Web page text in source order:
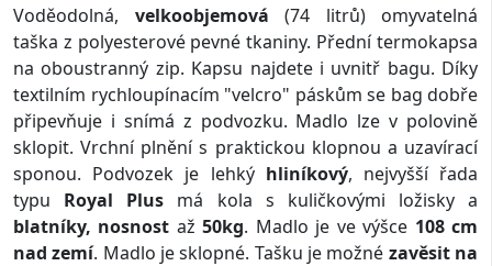
Voděodolná, velkoobjemová (74 litrů) omyvatelná
taška z polyesterové pevné tkaniny. Přední termokapsa
na oboustranný zip. Kapsu najdete i uvnitř bagu. Díky
textilním rychloupínacím "velcro" páskům se bag dobře
připevňuje i snímá z podvozku. Madlo lze v polovině
sklopit. Vrchní plnění s praktickou klopnou a uzavírací
sponou. Podvozek je lehkýhliníkový, nejvyšší řada
typu Royal Plus má kola s kuličkovými ložisky a
blatníky, nosnost až50kg. Madlo je ve výšce 108 cm
nad zemí. Madlo je sklopné. Tašku je možné zavěsit na